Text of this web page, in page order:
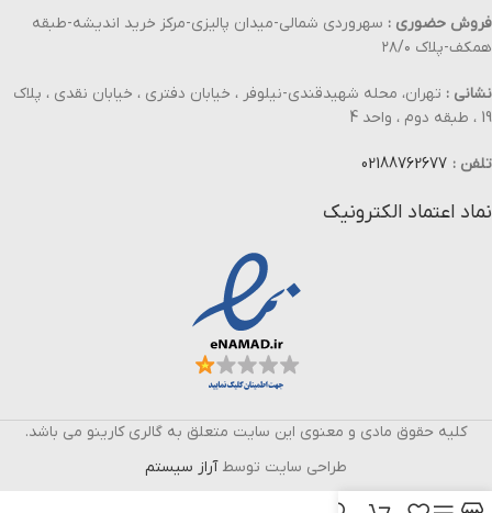
فروش حضوری : سهروردی شمالی-میدان پالیزی-مرکز خرید اندیشه-طبقه
همکف-پلاک ۲۸/۰
نشانی : تهران، محله شهیدقندی-نیلوفر ، خیابان دفتری ، خیابان نقدی ، پلاک
19 ، طبقه دوم ، واحد 4
تلفن : 02188762677
نماد اعتماد الکترونیک
کلیه حقوق مادی و معنوی این سایت متعلق به گالری کارینو می باشد.
طراحی سایت توسطآراز سیستم